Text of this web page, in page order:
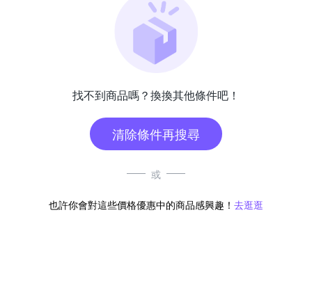
找不到商品嗎？換換其他條件吧！
清除條件再搜尋
或
也許你會對這些價格優惠中的商品感興趣！ 去逛逛